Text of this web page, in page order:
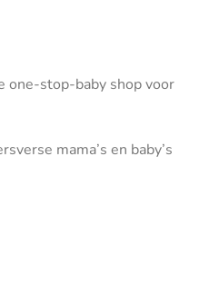
one-stop-baby shop voor
mama’s en baby’s